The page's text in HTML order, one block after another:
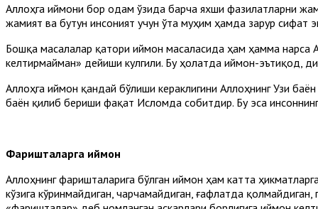
Аллоҳга иймони бор одам ўзида барча яхши фазилатларни
жамият ва бутун инсоният учун ўта муҳим ҳамда зарур сифат
Бошқа масалалар қатори иймон масаласида ҳам ҳамма нарса
келтирмайман» дейиши кулгили. Бу ҳолатда иймон-эътиқод,
Аллоҳга иймон қандай бўлиши кераклигини Аллоҳнинг Узи
баён қилиб бериши фақат Исломда собитдир. Бу эса
Фаришталарга иймон
Аллоҳнинг фаришталарига бўлган иймон ҳам катта
кўзига кўринмайдиган, чарчамайдиган, ғафлатда